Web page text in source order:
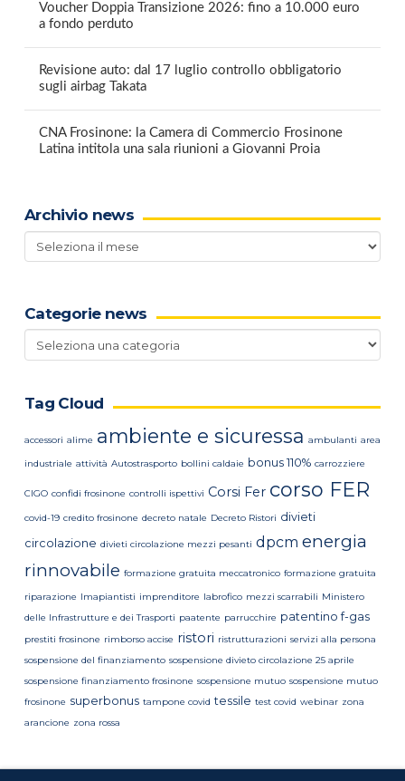
Voucher Doppia Transizione 2026: fino a 10.000 euro
a fondo perduto
Revisione auto: dal 17 luglio controllo obbligatorio
sugli airbag Takata
CNA Frosinone: la Camera di Commercio Frosinone
Latina intitola una sala riunioni a Giovanni Proia
Archivio news
Archivio
news
Categorie news
Categorie
news
Tag Cloud
accessori alime ambiente e sicuressa ambulanti area
industriale attività Autostrasporto bollini caldaie bonus 110% carrozziere
CIGO confidi frosinone controlli ispettivi Corsi Fer corso FER
covid-19 credito frosinone decreto natale Decreto Ristori divieti
circolazione divieti circolazione mezzi pesanti dpcm energia
rinnovabile formazione gratuita meccatronico formazione gratuita
riparazione Imapiantisti imprenditore labrofico mezzi scarrabili Ministero
delle Infrastrutture e dei Trasporti paatente parrucchire patentino f-gas
prestiti frosinone rimborso accise ristori ristrutturazioni servizi alla persona
sospensione del finanziamento sospensione divieto circolazione 25 aprile
sospensione finanziamento frosinone sospensione mutuo sospensione mutuo
frosinone superbonus tampone covid tessile test covid webinar zona
arancione zona rossa